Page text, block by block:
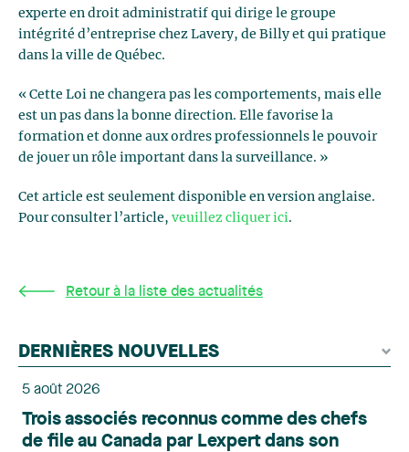
experte en droit administratif qui dirige le groupe
intégrité d’entreprise chez Lavery, de Billy et qui pratique
dans la ville de Québec.
« Cette Loi ne changera pas les comportements, mais elle
est un pas dans la bonne direction. Elle favorise la
formation et donne aux ordres professionnels le pouvoir
de jouer un rôle important dans la surveillance. »
Cet article est seulement disponible en version anglaise.
Pour consulter l’article, veuillez cliquer ici.
Retour à la liste des actualités
DERNIÈRES NOUVELLES
5 août 2026
Trois associés reconnus comme des chefs
de file au Canada par Lexpert dans son